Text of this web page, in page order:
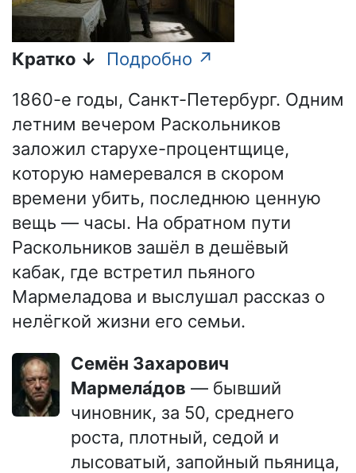
Кратко ↓
Подробно ↗
1860-е годы, Санкт-Петербург. Одним
летним вечером Раскольников
заложил старухе-процентщице,
которую намеревался в скором
времени убить, последнюю ценную
вещь — часы. На обратном пути
Раскольников зашёл в дешёвый
кабак, где встретил пьяного
Мармеладова и выслушал рассказ о
нелёгкой жизни его семьи.
Семён Захарович
Мармела́дов — бывший
чиновник, за 50, среднего
роста, плотный, седой и
лысоватый, запойный пьяница,